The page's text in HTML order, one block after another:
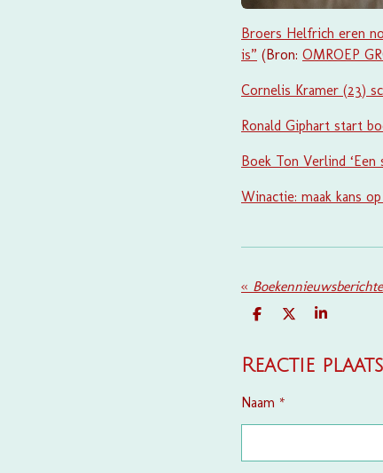
Broers Helfrich eren
is” (Bron: OMROEP
Cornelis Kramer (23)
Ronald Giphart start
Boek Ton Verlind ‘Een
Winactie: maak kans
«
D
E
N
D
L
S
R
E
Reactie
Naam *